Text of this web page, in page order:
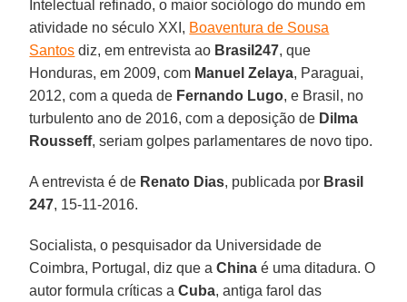
Intelectual refinado, o maior sociólogo do mundo em
atividade no século XXI, Boaventura de Sousa
Santos diz, em entrevista ao Brasil247, que
Honduras, em 2009, com Manuel Zelaya, Paraguai,
2012, com a queda de Fernando Lugo, e Brasil, no
turbulento ano de 2016, com a deposição de Dilma
Rousseff, seriam golpes parlamentares de novo tipo.
A entrevista é de Renato Dias, publicada por Brasil
247, 15-11-2016.
Socialista, o pesquisador da Universidade de
Coimbra, Portugal, diz que aChina é uma ditadura. O
autor formula críticas aCuba, antiga farol das